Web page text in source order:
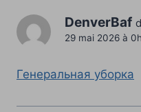
DenverBaf
29 mai 2026 à
Генеральная уборка